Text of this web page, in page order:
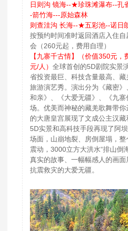
日则沟 镜海--★珍珠滩瀑布--孔
-箭竹海---原始森林
则查洼沟 长海--★五彩池--诺日
按预约时间准时返回酒店入住
会（260元起，费用自理）
【九寨千古情】（价值350元
元/人） 全球首创的5D剧院实景
省投资最巨、科技含量最高、
旅游演艺秀。演出分为《藏密
和亲》、《大爱无疆》、《九
场。优美而神秘的藏羌歌舞带
的大唐皇宫展现了文成公主汉
5D实景和高科技手段再现了阿
场面，山崩地裂、房倒屋塌，
震动，3000立方大洪水“排山
真实的故事、一幅幅感人的画
抗震救灾的大爱无疆。